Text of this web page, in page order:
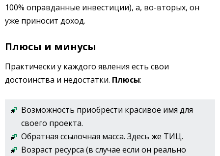
100% оправданные инвестиции), а, во-вторых, он
уже приносит доход.
Плюсы и минусы
Практически у каждого явления есть свои
достоинства и недостатки. Плюсы:
Возможность приобрести красивое имя для
своего проекта.
Обратная ссылочная масса. Здесь же ТИЦ.
Возраст ресурса (в случае если он реально